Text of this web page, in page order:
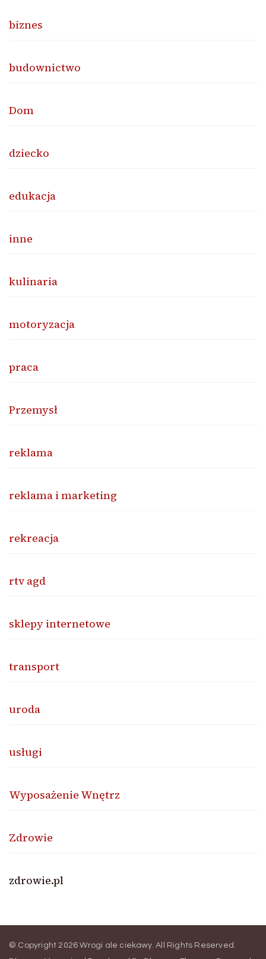
biznes
budownictwo
Dom
dziecko
edukacja
inne
kulinaria
motoryzacja
praca
Przemysł
reklama
reklama i marketing
rekreacja
rtv agd
sklepy internetowe
transport
uroda
usługi
Wyposażenie Wnętrz
Zdrowie
zdrowie.pl
© Copyright 2026Wrogi ale ciekawy. All Rights Reserved.